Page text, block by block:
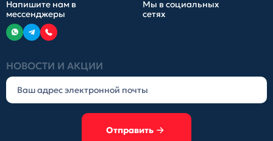
НОВОСТИ И АКЦИИ
Отправить
Напишите нам в
мессенджеры
Мы в социальных
сетях